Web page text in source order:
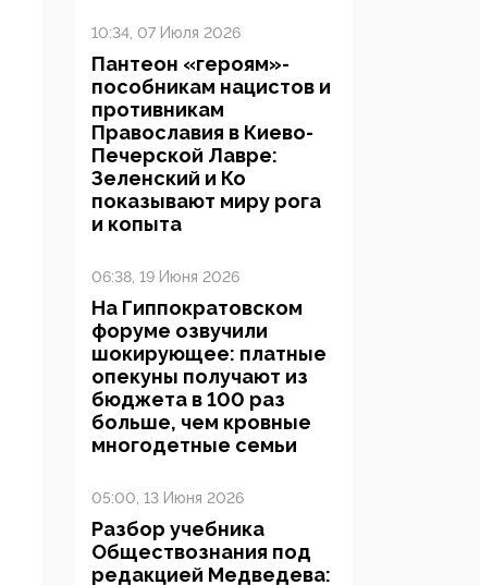
10:34, 07 Июля 2026
Пантеон «героям»-
пособникам нацистов и
противникам
Православия в Киево-
Печерской Лавре:
Зеленский и Ко
показывают миру рога
и копыта
06:38, 19 Июня 2026
На Гиппократовском
форуме озвучили
шокирующее: платные
опекуны получают из
бюджета в 100 раз
больше, чем кровные
многодетные семьи
05:00, 13 Июня 2026
Разбор учебника
Обществознания под
редакцией Медведева: